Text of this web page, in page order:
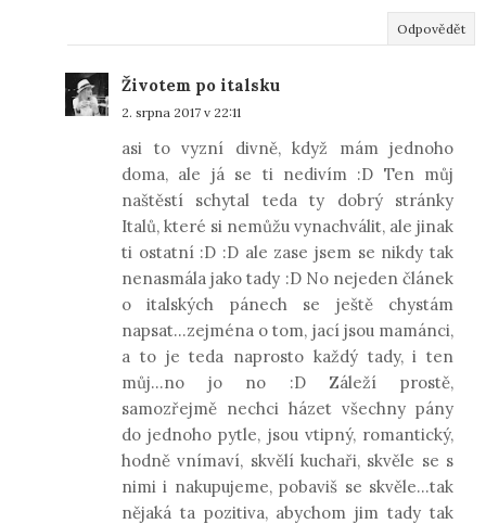
Odpovědět
Životem po italsku
2. srpna 2017 v 22:11
asi to vyzní divně, když mám jednoho
doma, ale já se ti nedivím :D Ten můj
naštěstí schytal teda ty dobrý stránky
Italů, které si nemůžu vynachválit, ale jinak
ti ostatní :D :D ale zase jsem se nikdy tak
nenasmála jako tady :D No nejeden článek
o italských pánech se ještě chystám
napsat...zejména o tom, jací jsou mamánci,
a to je teda naprosto každý tady, i ten
můj...no jo no :D Záleží prostě,
samozřejmě nechci házet všechny pány
do jednoho pytle, jsou vtipný, romantický,
hodně vnímaví, skvělí kuchaři, skvěle se s
nimi i nakupujeme, pobaviš se skvěle...tak
nějaká ta pozitiva, abychom jim tady tak